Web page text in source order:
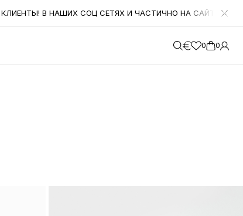
СОЦ СЕТЯХ И ЧАСТИЧНО НА САЙТЕ ОСЕННИЕ НОВИНКИ ОТ
0 0